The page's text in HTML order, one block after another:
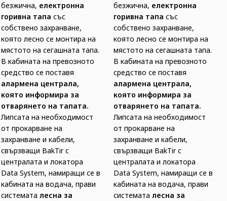
безжична, електронна
горивна тапа със
собствено захранване,
която лесно се монтира на
мястото на сегашната тапа.
В кабината на превозното
средство се поставя
алармена централа,
която информира за
отварянето на тапата.
Липсата на необходимост
от прокарване на
захранване и кабели,
свързващи BakTir с
централата и локатора
Data System, намиращи се в
кабината на водача, прави
системата лесна за
безжична, електронна
горивна тапа със
собствено захранване,
която лесно се монтира на
мястото на сегашната тапа.
В кабината на превозното
средство се поставя
алармена централа,
която информира за
отварянето на тапата.
Липсата на необходимост
от прокарване на
захранване и кабели,
свързващи BakTir с
централата и локатора
Data System, намиращи се в
кабината на водача, прави
системата лесна за